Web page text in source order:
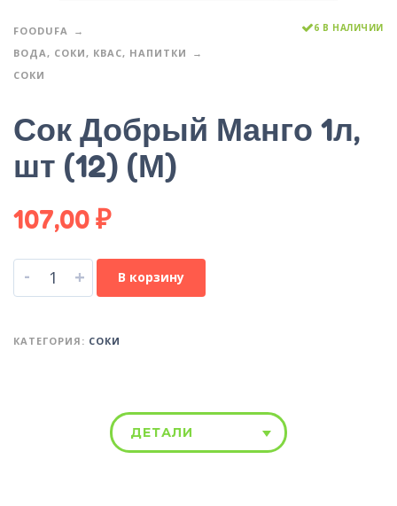
FOODUFA
ВОДА, СОКИ, КВАС, НАПИТКИ
СОКИ
6 В НАЛИЧИИ
Сок Добрый Манго 1л,
шт (12) (М)
107,00₽
- + В корзину
КАТЕГОРИЯ: СОКИ
ДЕТАЛИ